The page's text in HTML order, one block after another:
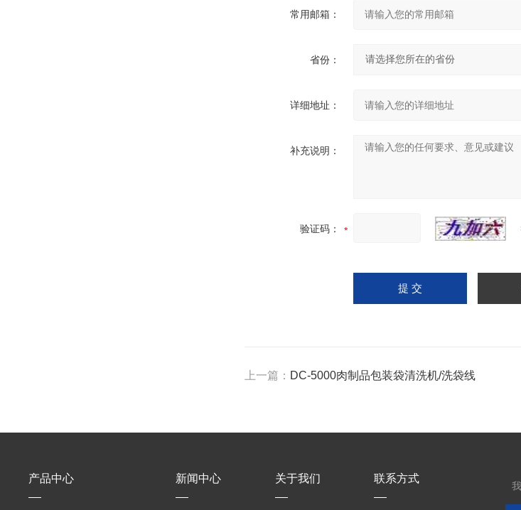
常用邮箱：
省份：
详细地址：
补充说明：
验证码：
上一篇： DC-5000肉制品包装袋清洗机/洗袋线
产品中心 新闻中心 关于我们 联系方式